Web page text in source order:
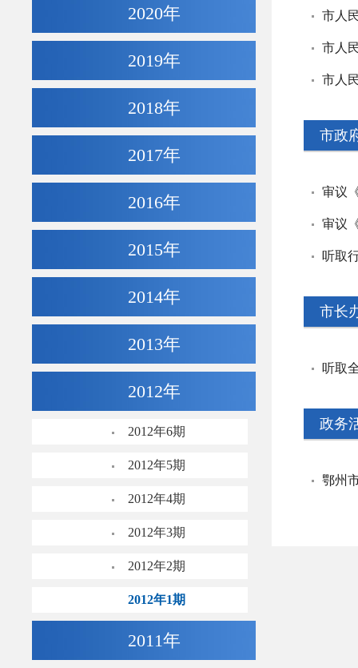
2020年
2019年
2018年
2017年
2016年
2015年
2014年
2013年
2012年
2012年6期
2012年5期
2012年4期
2012年3期
2012年2期
2012年1期
2011年
市人
市人
市政
审议
市长
听取
政务
鄂州